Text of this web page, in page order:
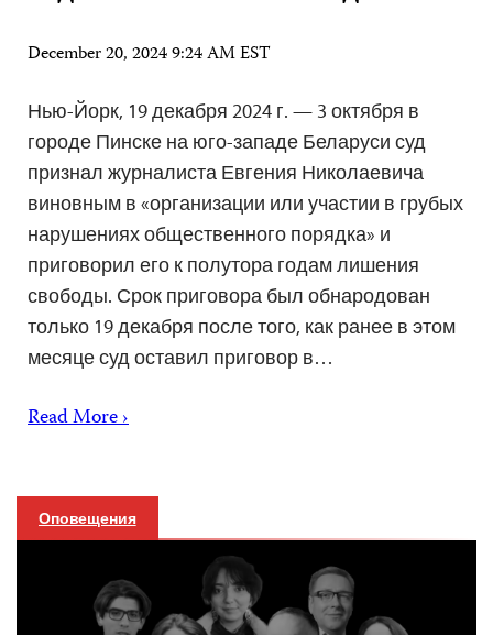
December 20, 2024 9:24 AM EST
Нью-Йорк, 19 декабря 2024 г. — 3 октября в
городе Пинске на юго-западе Беларуси суд
признал журналиста Евгения Николаевича
виновным в «организации или участии в грубых
нарушениях общественного порядка» и
приговорил его к полутора годам лишения
свободы. Срок приговора был обнародован
только 19 декабря после того, как ранее в этом
месяце суд оставил приговор в…
Read More ›
Оповещения